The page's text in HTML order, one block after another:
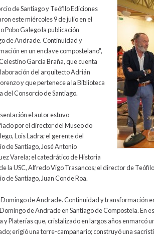
de Santiago y Teófilo Ediciones
este miércoles 9 de julio en el
Pobo Galego la publicación
de Andrade. Continuidad y
en un enclave compostelano",
García Braña, que cuenta
del arquitecto Adrián
y que pertenece a la Biblioteca
del Consorcio de Santiago.
el autor estuvo
por el director del Museo do
Lois Ladra; el gerente del
de Santiago, José Antonio
Varela; el catedrático de Historia
la USC, Alfredo Vigo Trasancos; el director de
de Santiago, Juan Conde Roa.
de Andrade. Continuidad y transformación
de Andrade en Santiago de Compostela. En
y Platerías que, cristalizado en largos años enmarcó
erigió una torre-campanario; construyó una